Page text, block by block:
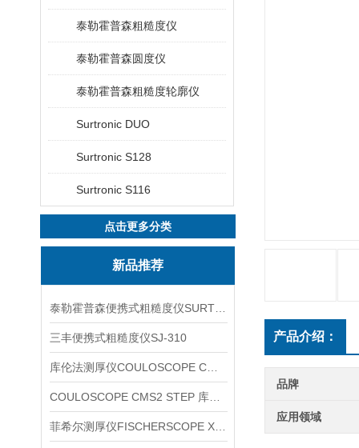
泰勒霍普森粗糙度仪
泰勒霍普森圆度仪
泰勒霍普森粗糙度轮廓仪
Surtronic DUO
Surtronic S128
Surtronic S116
点击更多分类
新品推荐
三丰便携式粗糙度仪SJ-310 产品介绍：
品牌
应用领域